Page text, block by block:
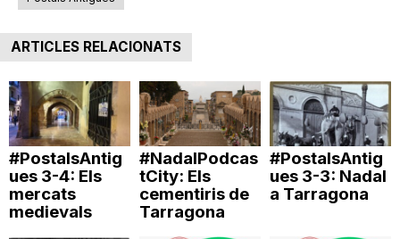
ARTICLES RELACIONATS
#PostalsAntig
ues 3-4: Els
mercats
medievals
#NadalPodcas
tCity: Els
cementiris de
Tarragona
#PostalsAntig
ues 3-3: Nadal
a Tarragona